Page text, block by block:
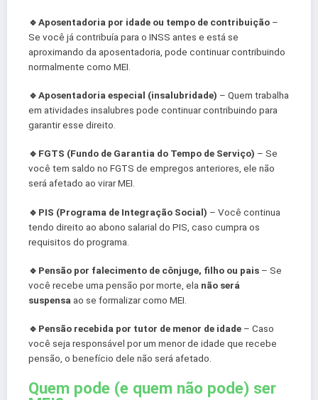
🔹️Aposentadoria por idade ou tempo de contribuição –
Se você já contribuía para o INSS antes e está se
aproximando da aposentadoria, pode continuar contribuindo
normalmente como MEI.
🔹️Aposentadoria especial (insalubridade) – Quem trabalha
em atividades insalubres pode continuar contribuindo para
garantir esse direito.
🔹️FGTS (Fundo de Garantia do Tempo de Serviço) – Se
você tem saldo no FGTS de empregos anteriores, ele não
será afetado ao virar MEI.
🔹️PIS (Programa de Integração Social) – Você continua
tendo direito ao abono salarial do PIS, caso cumpra os
requisitos do programa.
🔹️Pensão por falecimento de cônjuge, filho ou pais – Se
você recebe uma pensão por morte, ela não será
suspensa ao se formalizar como MEI.
🔹️Pensão recebida por tutor de menor de idade – Caso
você seja responsável por um menor de idade que recebe
pensão, o benefício dele não será afetado.
Quem pode (e quem não pode) ser